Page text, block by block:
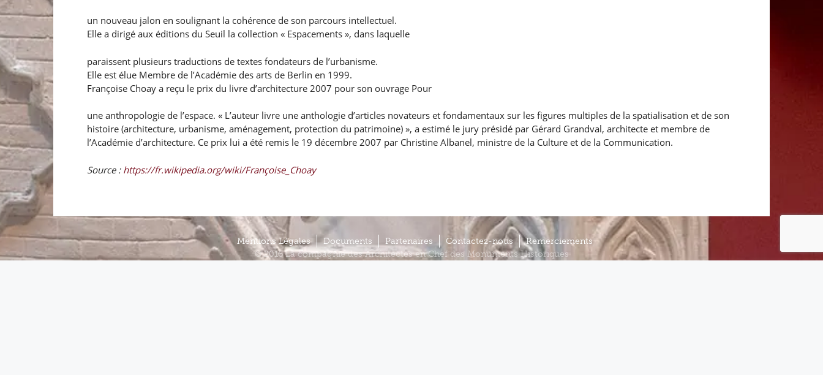
un nouveau jalon en soulignant la cohérence de son parcours intellectuel.
Elle a dirigé aux éditions du Seuil la collection « Espacements », dans laquelle
paraissent plusieurs traductions de textes fondateurs de l’urbanisme.
Elle est élue Membre de l’Académie des arts de Berlin en 1999.
Françoise Choay a reçu le prix du livre d’architecture 2007 pour son ouvrage Pour
une anthropologie de l’espace. « L’auteur livre une anthologie d’articles novateurs et fondamentaux sur les figures multiples de la spatialisation et de son
histoire (architecture, urbanisme, aménagement, protection du patrimoine) », a estimé le jury présidé par Gérard Grandval, architecte et membre de
l’Académie d’architecture. Ce prix lui a été remis le 19 décembre 2007 par Christine Albanel, ministre de la Culture et de la Communication.
Source : https://fr.wikipedia.org/wiki/Françoise_Choay
Mentions Légales Documents Partenaires Contactez-nous
Remerciements
© 2016 La compagnie des Architectes en Chef des Monuments Historiques